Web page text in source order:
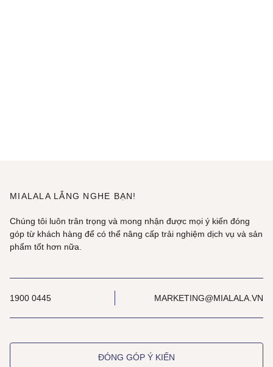
MIALALA LẮNG NGHE BẠN!
Chúng tôi luôn trân trọng và mong nhận được mọi ý kiến đóng
góp từ khách hàng để có thể nâng cấp trải nghiệm dịch vụ và sản
phẩm tốt hơn nữa.
1900 0445 MARKETING@MIALALA.VN
ĐÓNG GÓP Ý KIẾN